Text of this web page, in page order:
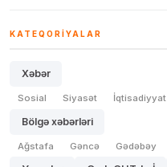
KATEQORIYALAR
Xəbər
Sosial Siyasət İqtisadiyyat
Bölgə xəbərləri
Ağstafa Gəncə Gədəbəy